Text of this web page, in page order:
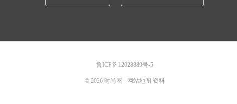
鲁ICP备12028889号-5
© 2026 时尚网 网站地图 资料